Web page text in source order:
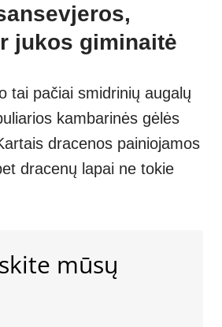
jukos giminaitė
tai pačiai smidrinių augalų
kambarinės gėlės
dracenos painiojamos
dracenų lapai ne tokie
mūsų